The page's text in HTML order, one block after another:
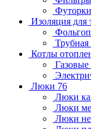
Изоляция для
Трубная
Котлы
Люки 76
Люки
Люки
Люки